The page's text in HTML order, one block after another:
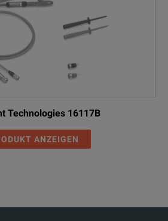
Technologies 16117B
ANZEIGEN